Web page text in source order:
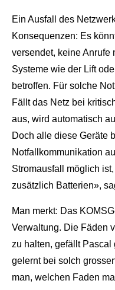
Ein Ausfall des
Konsequenzen: Es
versendet, keine Anrufe
Systeme wie der Lift
betroffen. Für solche
Fällt das Netz bei
aus, wird automatisch
Doch alle diese Geräte
Notfallkommunikation
Stromausfall möglich
zusätzlich Batterien»,
Man merkt: Das
Verwaltung. Die Fäden
zu halten, gefällt Pascal
gelernt bei solch
man, welchen Faden